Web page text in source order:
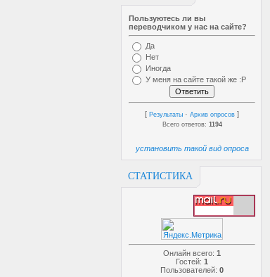
Пользуютесь ли вы
переводчиком у нас на сайте?
Да
Нет
Иногда
У меня на сайте такой же :P
[ Результаты · Архив опросов ]
Всего ответов: 1194
установить такой вид опроса
СТАТИСТИКА
Онлайн всего: 1
Гостей: 1
Пользователей: 0